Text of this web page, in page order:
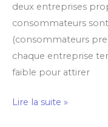
deux entreprises
consommateurs
(consommateurs
chaque entreprise
faible pour attirer
Lire la suite »